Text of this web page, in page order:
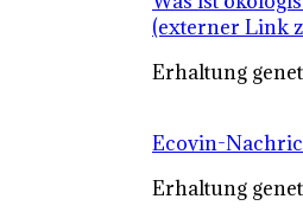
(externer Link
Erhaltung
Ecovin-
Erhaltung